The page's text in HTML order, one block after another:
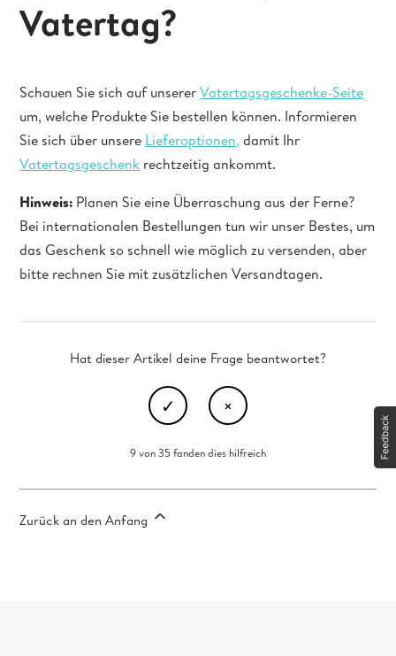
Vatertag?
Schauen Sie sich auf unsererVatertagsgeschenke-Seite
um, welche Produkte Sie bestellen können. Informieren
Sie sich über unsere Lieferoptionen, damit Ihr
Vatertagsgeschenk rechtzeitig ankommt.
Hinweis: Planen Sie eine Überraschung aus der Ferne?
Bei internationalen Bestellungen tun wir unser Bestes, um
das Geschenk so schnell wie möglich zu versenden, aber
bitte rechnen Sie mit zusätzlichen Versandtagen.
Hat dieser Artikel deine Frage beantwortet?
9 von 35 fanden dies hilfreich
Zurück an den Anfang